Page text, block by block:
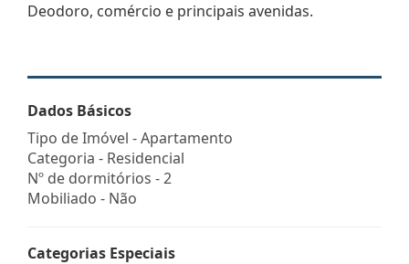
Deodoro, comércio e principais avenidas.
Dados Básicos
Tipo de Imóvel - Apartamento
Categoria - Residencial
Nº de dormitórios - 2
Mobiliado - Não
Categorias Especiais